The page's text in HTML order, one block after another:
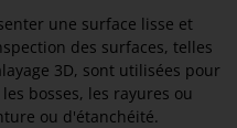
une surface lisse et
des surfaces, telles
3D, sont utilisées pour
bosses, les rayures ou
ou d'étanchéité.